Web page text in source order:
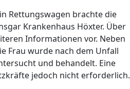
Rettungswagen brachte die
Krankenhaus Höxter. Über
Informationen vor. Neben
Frau wurde nach dem Unfall
und behandelt. Eine
jedoch nicht erforderlich.